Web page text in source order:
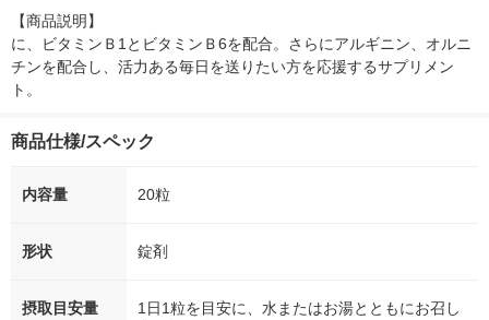
【商品説明】
に、ビタミンＢ1とビタミンＢ6を配合。さらにアルギニン、オルニ
チンを配合し、活力ある毎日を送りたい方を応援するサプリメン
ト。
商品仕様/スペック
内容量 20粒
形状 錠剤
摂取目安量
1日1粒を目安に、水またはお湯とともにお召し